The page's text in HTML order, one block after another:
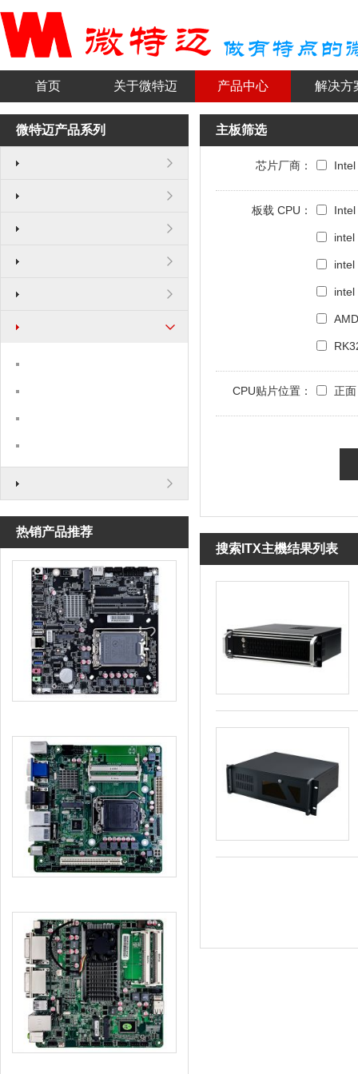
首页 关于微特迈 产品中心 解决方
微特迈产品系列
热销产品推荐
主板筛选
芯片厂商： Intel
板载 CPU：
intel
intel
intel
CPU贴片位置： 正面
搜索ITX主機结果列表